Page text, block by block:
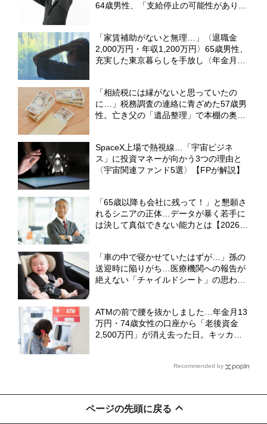
64歳男性、「支給停止の可能性がありま
「家賃補助がないと無理…」〈退職金
2,000万円・年収1,200万円〉65歳男性、
充実した東京暮らしを手放し〈年金月8
「相続税には縁がないと思っていたの
に…」税務調査の連絡に青ざめた57歳男
性。亡き父の「遺品整理」で本棚の奥か
SpaceX上場で熱視線…「宇宙ビジネ
ス」に投資マネーが向かう3つの理由と
〈宇宙関連ファンド5選〉【FPが解説】
「65歳以降も会社に残って！」と懇願さ
れるシニアの正体…データが暴く若手に
は決して真似できない能力とは【2026年
「車の中で寝かせていたはずが…」孫の
送迎時に陥りがち…医療機関への報告が
絶えない「チャイルドシート」の思わぬ
ATMの前で腰を抜かしました…年金月13
万円・74歳女性の口座から「老後資金
2,500万円」が消え去った日。キッカケ
Recommended by
ページの先頭に戻る